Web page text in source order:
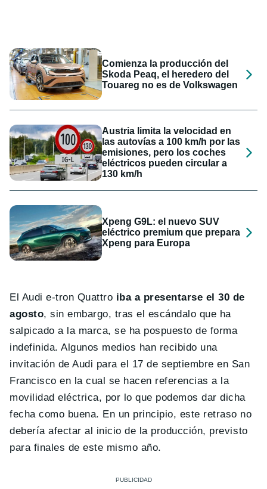
Comienza la producción del
Skoda Peaq, el heredero del
Touareg no es de Volkswagen
Austria limita la velocidad en
las autovías a 100 km/h por las
emisiones, pero los coches
eléctricos pueden circular a
130 km/h
Xpeng G9L: el nuevo SUV
eléctrico premium que prepara
Xpeng para Europa
El Audi e-tron Quattro iba a presentarse el 30 de
agosto, sin embargo, tras el escándalo que ha
salpicado a la marca, se ha pospuesto de forma
indefinida. Algunos medios han recibido una
invitación de Audi para el 17 de septiembre en San
Francisco en la cual se hacen referencias a la
movilidad eléctrica, por lo que podemos dar dicha
fecha como buena. En un principio, este retraso no
debería afectar al inicio de la producción, previsto
para finales de este mismo año.